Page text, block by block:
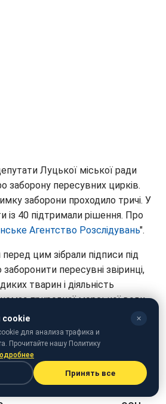
Луцької міської ради
заборону пересувних цирків.
заборони проходило тричі. У
із 40 підтримали рішення. Про
Агентство Розслідувань".
цим зібрали підписи під
пересувні звіринці,
тварин і діяльність
немає природної морської води.
шоу загинув син
Soleil.
cookie ✕
для анализа трафика и
Прочитайте нашу Политику
Принять все